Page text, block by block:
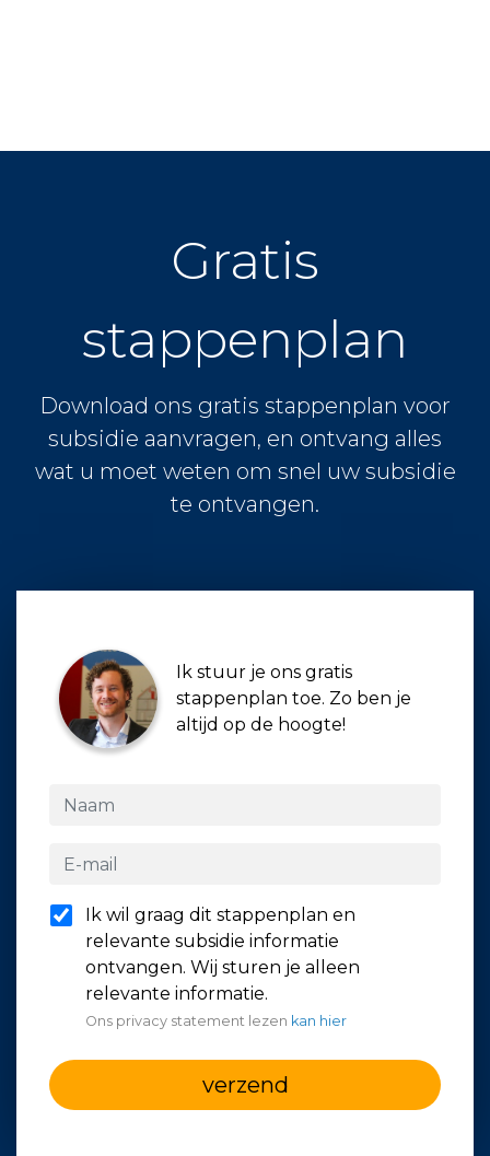
Gratis
stappenplan
Download ons gratis stappenplan voor
subsidie aanvragen, en ontvang alles
wat u moet weten om snel uw subsidie
te ontvangen.
Ik stuur je ons gratis
stappenplan toe. Zo ben je
altijd op de hoogte!
Ik wil graag dit stappenplan en
relevante subsidie informatie
ontvangen. Wij sturen je alleen
relevante informatie.
Ons privacy statement lezen kan hier
verzend